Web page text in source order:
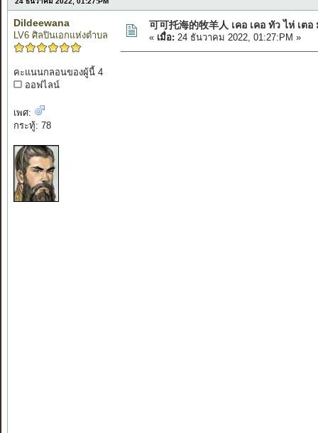
Dildeewana
LV6 ศิลปินเอกแห่งตำบล
คะแนนกลอนของผู้นี้ 4
ออฟไลน์
เพศ:
กระทู้: 78
可可托海的牧羊人 เคอ เคอ ทัว ไห่ เต
« เมื่อ: 24 ธันวาคม 2022, 01:27:PM »